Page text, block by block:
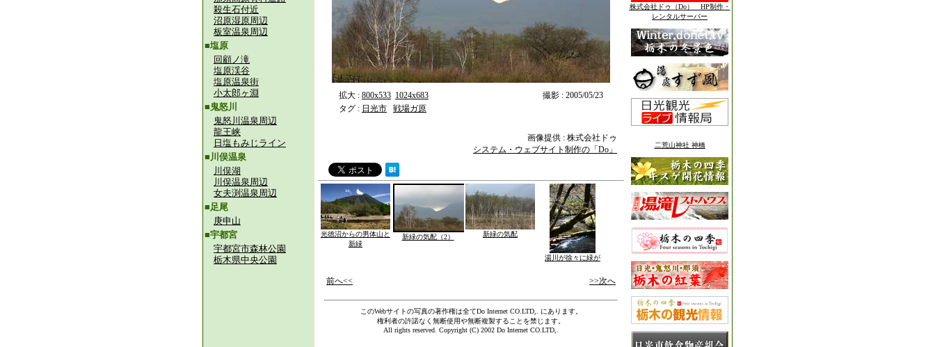
殺生石付近
沼原湿原周辺
板室温泉周辺
■塩原
回顧ノ滝
塩原渓谷
塩原温泉街
小太郎ヶ淵
■鬼怒川
鬼怒川温泉周辺
龍王峡
日塩もみじライン
■川俣温泉
川俣湖
川俣温泉周辺
女夫渕温泉周辺
■足尾
庚申山
■宇都宮
宇都宮市森林公園
栃木県中央公園
拡大 : 800x533 1024x683
撮影 : 2005/05/23
タグ : 日光市 戦場ガ原
画像提供 : 株式会社ドゥ
システム・ウェブサイト制作の「Do」
光徳沼からの男体山と
新緑
新緑の気配（2） 新緑の気配
湯川が徐々に緑が
前へ<< >>次へ
このWebサイトの写真の著作権は全てDo Internet CO.LTD,.
にあります。
権利者の許諾なく無断使用や無断複製することを禁じます。
All rights reserved. Copyright (C) 2002 Do Internet CO.LTD,.
株式会社ドゥ（Do） HP制作・
レンタルサーバー
二荒山神社 神橋